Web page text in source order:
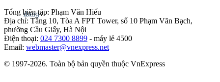
Tổng biên tập: Phạm Văn Hiếu
Địa chỉ: Tầng 10, Tòa A FPT Tower, số 10 Phạm Văn Bạch,
phường Cầu Giấy, Hà Nội
Điện thoại: 024 7300 8899 - máy lẻ 4500
Email: webmaster@vnexpress.net
© 1997-2026. Toàn bộ bản quyền thuộc VnExpress